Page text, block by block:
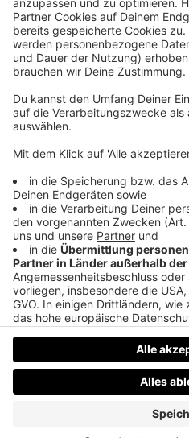
Zeitrechnung beginnt, und
Christian Streich als Pep
Natürlich geht in der
um seine Anfänge als Bub
Bruder am Hartplatz, sein
jede Menge Schmankerl
Fußball-Popkultur, Essen im
Poolputzen mit Vujo,
Nicht vergessen: Noch
auf Liferadio.atden
wählen und einen
Viel Spaß beim Reinhören!
DatenschutzImpressum